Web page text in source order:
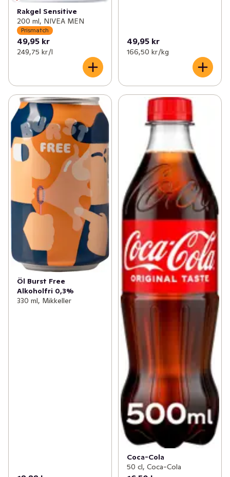
Rakgel Sensitive
200 ml, NIVEA MEN
Prismatch
49,95 kr
249,75 kr /l
49,95 kr
166,50 kr /kg
Öl Burst Free
Alkoholfri 0,3%
330 ml, Mikkeller
Coca-Cola
50 cl, Coca-Cola